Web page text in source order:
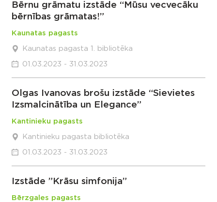
Bērnu grāmatu izstāde “Mūsu vecvecāku
bērnības grāmatas!”
Kaunatas pagasts
Kaunatas pagasta 1. bibliotēka
01.03.2023 - 31.03.2023
Olgas Ivanovas brošu izstāde “Sievietes
Izsmalcinātība un Elegance”
Kantinieku pagasts
Kantinieku pagasta bibliotēka
01.03.2023 - 31.03.2023
Izstāde ”Krāsu simfonija”
Bērzgales pagasts